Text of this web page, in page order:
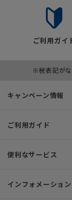
ご利用ガイ
※税表記が
キャンペーン情報
ご利用ガイド
便利なサービス
インフォメーション